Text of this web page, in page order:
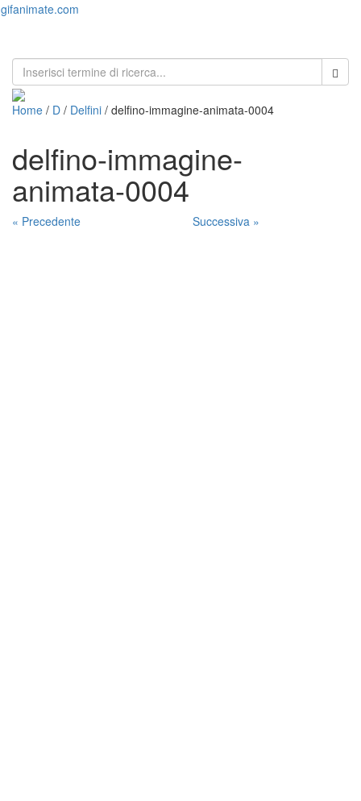
gifanimate.com
Home / D / Delfini / delfino-immagine-animata-0004
delfino-immagine-
animata-0004
« Precedente Successiva »